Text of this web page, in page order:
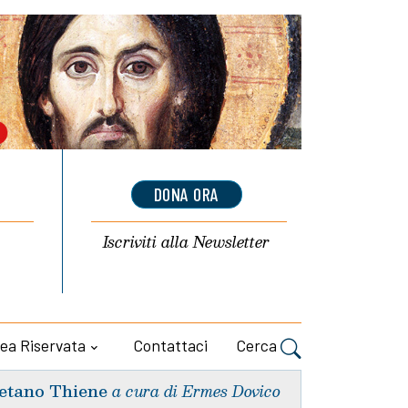
DONA ORA
Iscriviti allaNewsletter
Riservata Contattaci Cerca
Thiene a cura di Ermes Dovico